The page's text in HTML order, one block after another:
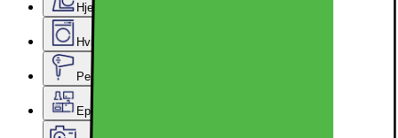
Hjem, rengjøring og kjøkkenutstyr
Hvitevarer
Personlig pleie, skjønnhet og velvære
Epoq kjøkken og vaskerom